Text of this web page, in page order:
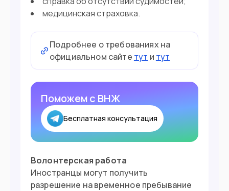
медицинская страховка.
Подробнее о требованиях на
официальном сайте тут и тут
Поможем с ВНЖ
Бесплатная консультация
Волонтерская работа
Иностранцы могут получить
разрешение на временное пребывание